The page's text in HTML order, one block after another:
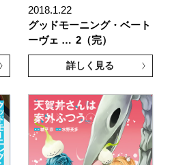
2018.1.22
グッドモーニング・ベート
ーヴェ … 2（完）
詳しく見る